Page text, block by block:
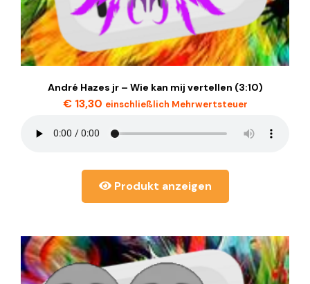
André Hazes jr – Wie kan mij vertellen (3:10)
€13,30 einschließlich Mehrwertsteuer
Produkt anzeigen